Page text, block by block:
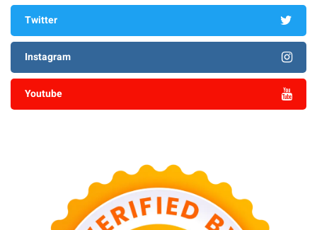
Twitter
Instagram
Youtube